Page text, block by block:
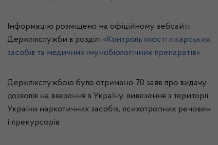
Інформацію розміщено на офіційному вебсайті
Держлікслужби в розділі «Контроль якості лікарських
засобів та медичних імунобіологічних препаратів».
Держлікслужбою було отримано 70 заяв про видачу
дозволів на ввезення в Україну, вивезення з території
України наркотичних засобів, психотропних речовин
і прекурсорів.